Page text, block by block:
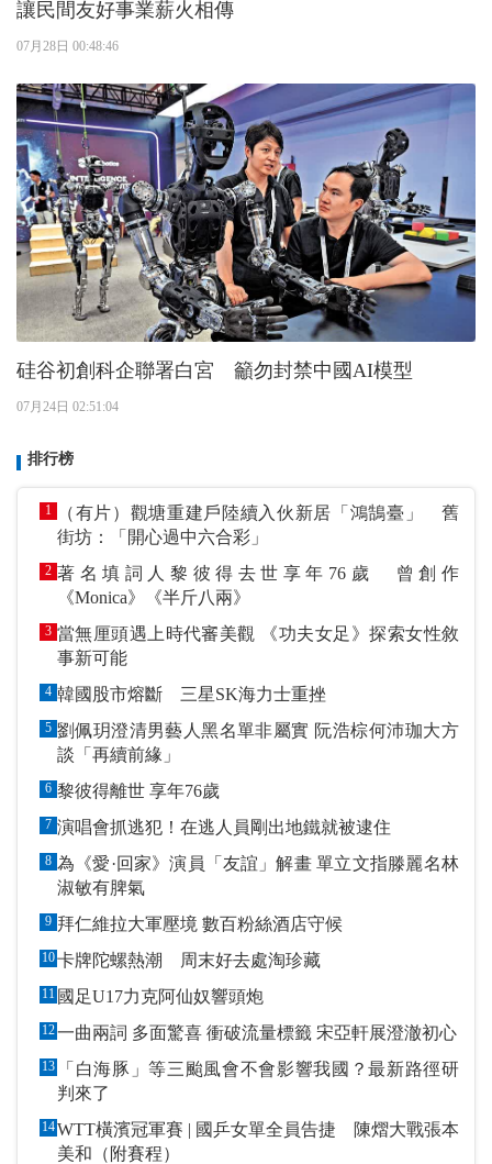
讓民間友好事業薪火相傳
07月28日 00:48:46
硅谷初創科企聯署白宮 籲勿封禁中國AI模型
07月24日 02:51:04
排行榜
1
（有片）觀塘重建戶陸續入伙新居「鴻鵠臺」 舊
街坊：「開心過中六合彩」
2 著名填詞人黎彼得去世享年76歲 曾創作
《Monica》《半斤八兩》
3 當無厘頭遇上時代審美觀 《功夫女足》探索女性敘
事新可能
4 韓國股市熔斷 三星SK海力士重挫
5 劉佩玥澄清男藝人黑名單非屬實 阮浩棕何沛珈大方
談「再續前緣」
6 黎彼得離世 享年76歲
7 演唱會抓逃犯！在逃人員剛出地鐵就被逮住
8 為《愛·回家》演員「友誼」解畫 單立文指滕麗名林
淑敏有脾氣
9 拜仁維拉大軍壓境 數百粉絲酒店守候
10卡牌陀螺熱潮 周末好去處淘珍藏
11 國足U17力克阿仙奴響頭炮
12 一曲兩詞 多面驚喜 衝破流量標籤 宋亞軒展澄澈初心
13
「白海豚」等三颱風會不會影響我國？最新路徑研
判來了
14WTT橫濱冠軍賽 | 國乒女單全員告捷 陳熠大戰張本
美和（附賽程）